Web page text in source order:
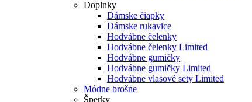
Doplnky
Dámske čiapky
Dámske rukavice
Hodvábne čelenky
Hodvábne čelenky Limited
Hodvábne gumičky
Hodvábne gumičky Limited
Hodvábne vlasové sety Limited
Módne brošne
Šperky